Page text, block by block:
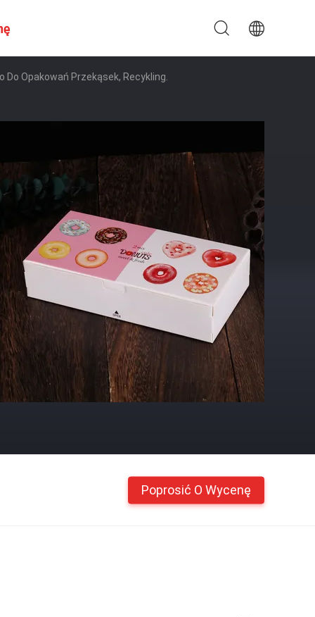
Do Opakowań Przekąsek, Recykling.
Poprosić O Wycenę